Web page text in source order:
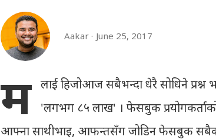
Aakar June 25, 2017
म लाई हिजोआज सबैभन्दा धेरै सोधिने
'लगभग ८५ लाख' । फेसबुक
आफ्ना साथीभाइ, आफन्तसँग जोडिन फेसबुक